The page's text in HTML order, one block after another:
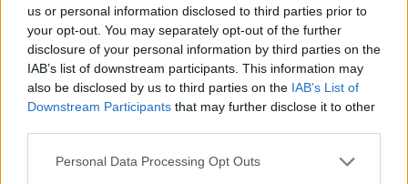
us or personal information disclosed to third parties prior to
your opt-out. You may separately opt-out of the further
disclosure of your personal information by third parties on the
IAB’s list of downstream participants. This information may
also be disclosed by us to third parties on the IAB’s List of
Downstream Participants that may further disclose it to other
Personal Data Processing Opt Outs
ALTRE NOTIZIE DI BUSTO ARSIZIO